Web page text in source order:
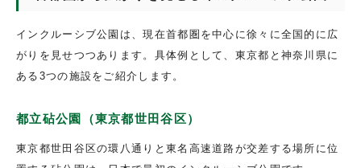
インクルーシブ公園は、現在首都圏を中心に徐々に全国的に広
がりを見せつつあります。具体例として、東京都と神奈川県に
ある3つの施設をご紹介します。
都立砧公園（東京都世田谷区）
東京都世田谷区の環八通りと東名高速道路が交差する場所に位